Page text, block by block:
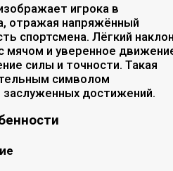
игрока в
отражая напряжённый
спортсмена. Лёгкий
мячом и уверенное
силы и точности. Такая
символом
заслуженных достижений.